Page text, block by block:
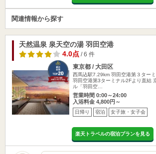
関連情報から探す
天然温泉 泉天空の湯 羽田空港
4.0点/ 6 件
東京都 / 大田区
西馬込駅7.29km 羽田空港第３ター
羽田空港第3ターミナル2Fより直結
ル「羽田空…
営業時間 0:00～24:00
入浴料金 4,800円～
日帰り 宿泊 女子旅・女子会
楽天トラベルの宿泊プランを見る